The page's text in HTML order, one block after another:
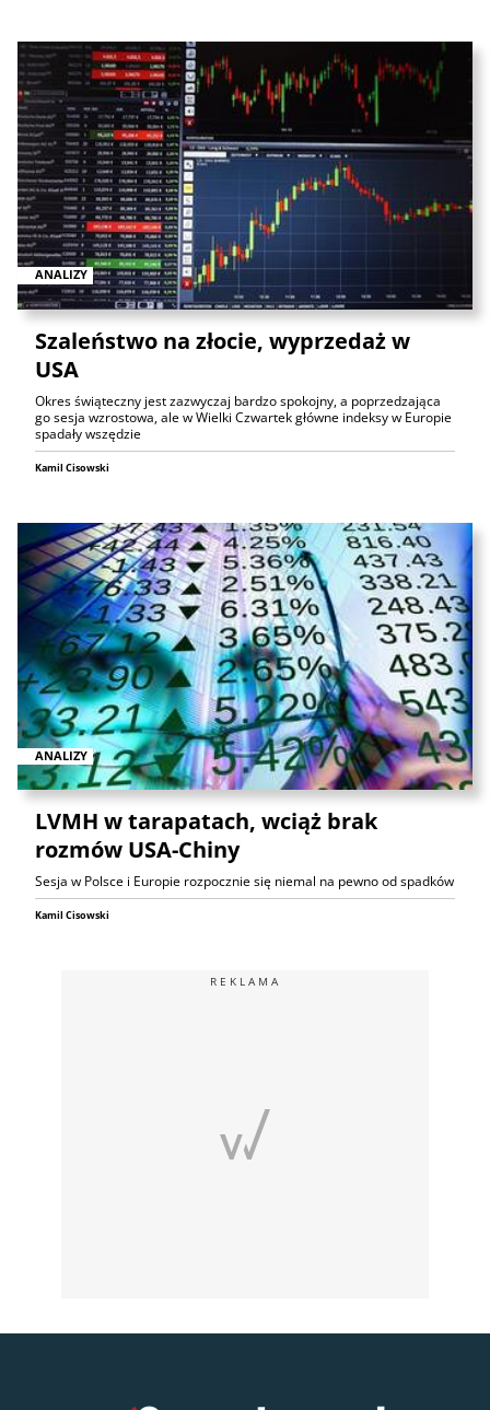
ANALIZY
Szaleństwo na złocie, wyprzedaż w
USA
Okres świąteczny jest zazwyczaj bardzo spokojny, a poprzedzająca
go sesja wzrostowa, ale w Wielki Czwartek główne indeksy w Europie
spadały wszędzie
Kamil Cisowski
ANALIZY
LVMH w tarapatach, wciąż brak
rozmów USA-Chiny
Sesja w Polsce i Europie rozpocznie się niemal na pewno od spadków
Kamil Cisowski
REKLAMA